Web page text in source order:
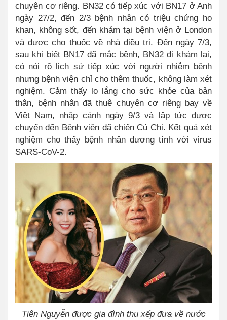
chuyên cơ riêng. BN32 có tiếp xúc với BN17 ở Anh
ngày 27/2, đến 2/3 bệnh nhân có triệu chứng ho
khan, không sốt, đến khám tại bệnh viện ở London
và được cho thuốc về nhà điều trị. Đến ngày 7/3,
sau khi biết BN17 đã mắc bệnh, BN32 đi khám lại,
có nói rõ lịch sử tiếp xúc với người nhiễm bệnh
nhưng bệnh viện chỉ cho thêm thuốc, không làm xét
nghiệm. Cảm thấy lo lắng cho sức khỏe của bản
thân, bệnh nhân đã thuê chuyên cơ riêng bay về
Việt Nam, nhập cảnh ngày 9/3 và lập tức được
chuyển đến Bệnh viện dã chiến Củ Chi. Kết quả xét
nghiệm cho thấy bệnh nhân dương tính với virus
SARS-CoV-2.
Tiên Nguyễn được gia đình thu xếp đưa về nước